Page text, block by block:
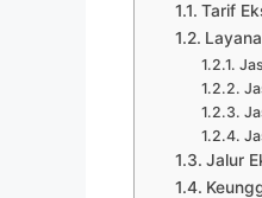
Tarif
Jalur